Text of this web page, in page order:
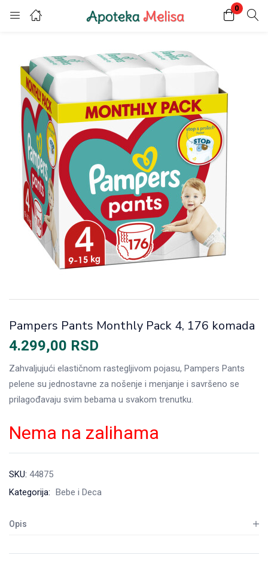
0
Login Register
Enter your username and password to login.
Remember me Lost password?
Pampers Pants Monthly Pack 4, 176 komada
4.299,00 RSD
Zahvaljujući elastičnom rastegljivom pojasu, Pampers Pants
pelene su jednostavne za nošenje i menjanje i savršeno se
prilagođavaju svim bebama u svakom trenutku.
Nema na zalihama
SKU: 44875
Kategorija: Bebe i Deca
Opis